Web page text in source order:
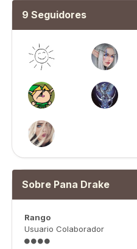
9 Seguidores
Sobre Pana Drake
Rango
Usuario Colaborador